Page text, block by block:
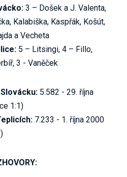
3 – Došek a J. Valenta,
Kalabiška, Kaspřák, Košút,
a Vecheta
5 – Litsingi, 4 – Fillo,
3 - Vaněček
5.582 - 29. října
1:1)
7.233 - 1. října 2000